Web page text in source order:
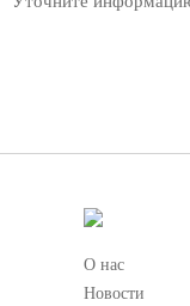
О нас
Новости